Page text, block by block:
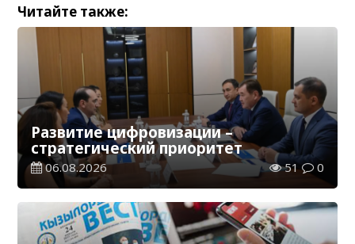
Читайте также:
Развитие цифровизации –
стратегический приоритет
06.08.2026 51 0